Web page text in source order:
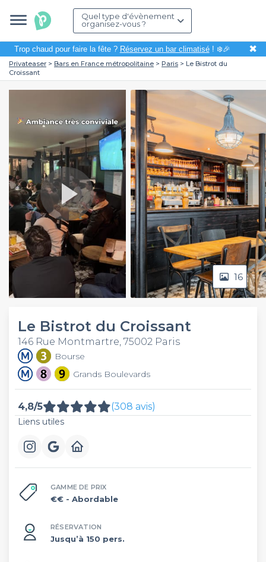
Quel type d'évènement
organisez-vous ?
Trop chaud pour faire la fête ? Réservez un bar climatisé! ❄️🎉 ✖
Privateaser Bars en France métropolitaine Paris
Le Bistrot du
Croissant
Play
Video
16
Le Bistrot du Croissant
146 Rue Montmartre, 75002 Paris
Bourse
Grands Boulevards
4,8/5 (308 avis)
Liens utiles
GAMME DE PRIX
€€ - Abordable
RÉSERVATION
Jusqu’à 150 pers.